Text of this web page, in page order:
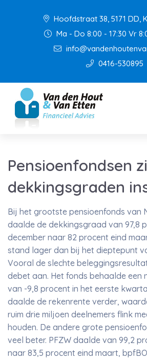
Hoofdstraat 38, 5171 DD,
Ma - Do 8:00 - 17:30 Vr
0416-530895
Pensioenfondsen
dekkingsgraden
Bij het grootste pensioenfonds van
daalde de dekkingsgraad van 97,8
december naar 82 procent eind
stand lager dan bij het dieptepunt
Vooral de slechte
debet aan. Het fonds behaalde een
van -9,8 procent in het eerste
daalde de rekenrente verder,
ruim drie miljoen deelnemers flink
houden. De andere grote
veel beter. PFZW daalde van 99,2
naar 83,5 procent eind maart,